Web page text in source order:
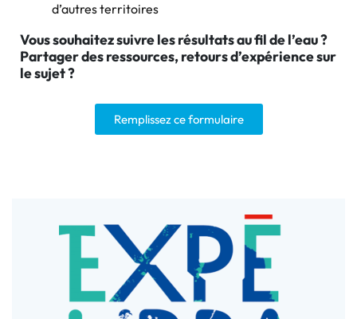
d’autres territoires
Vous souhaitez suivre les résultats au fil de l’eau ?
Partager des ressources, retours d’expérience sur
le sujet ?
Remplissez ce formulaire